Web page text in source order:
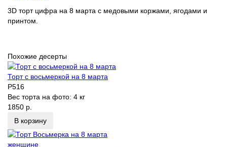
3D торт цифра на 8 марта с медовыми коржами, ягодами и
принтом.
Похожие десерты
Торт с восьмеркой на 8 марта
P516
Вес торта на фото: 4 кг
1850 р.
В корзину